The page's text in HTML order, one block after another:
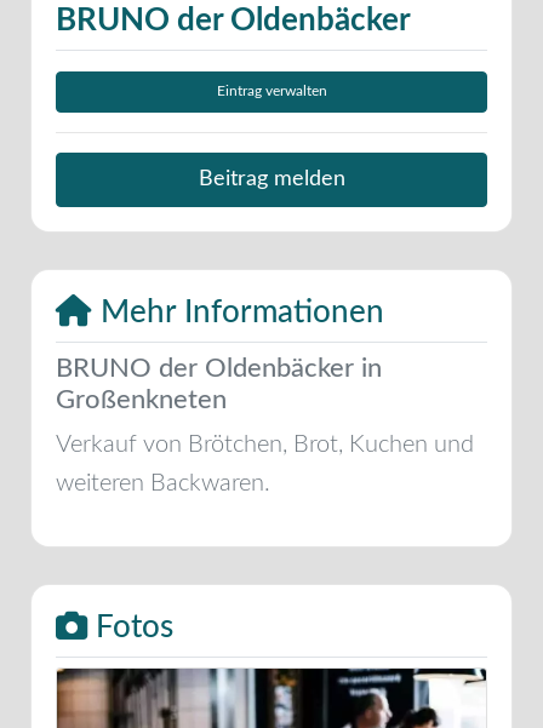
BRUNO der Oldenbäcker
Eintrag verwalten
Beitrag melden
Mehr Informationen
BRUNO der Oldenbäcker in
Großenkneten
Verkauf von Brötchen, Brot, Kuchen und
weiteren Backwaren.
Fotos